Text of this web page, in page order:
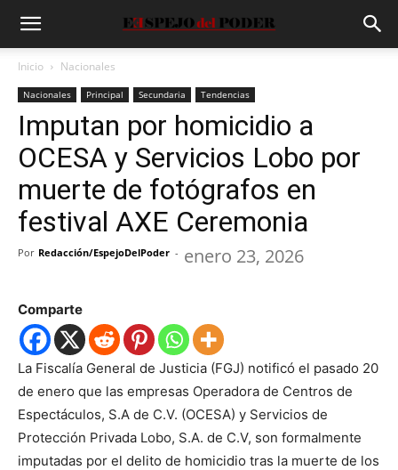
Inicio Nacionales
Nacionales Principal Secundaria Tendencias
Imputan por homicidio a
OCESA y Servicios Lobo por
muerte de fotógrafos en
festival AXE Ceremonia
Por Redacción/EspejoDelPoder - enero 23, 2026
Comparte
La Fiscalía General de Justicia (FGJ) notificó el pasado 20
de enero que las empresas Operadora de Centros de
Espectáculos, S.A de C.V. (OCESA) y Servicios de
Protección Privada Lobo, S.A. de C.V, son formalmente
imputadas por el delito de homicidio tras la muerte de los